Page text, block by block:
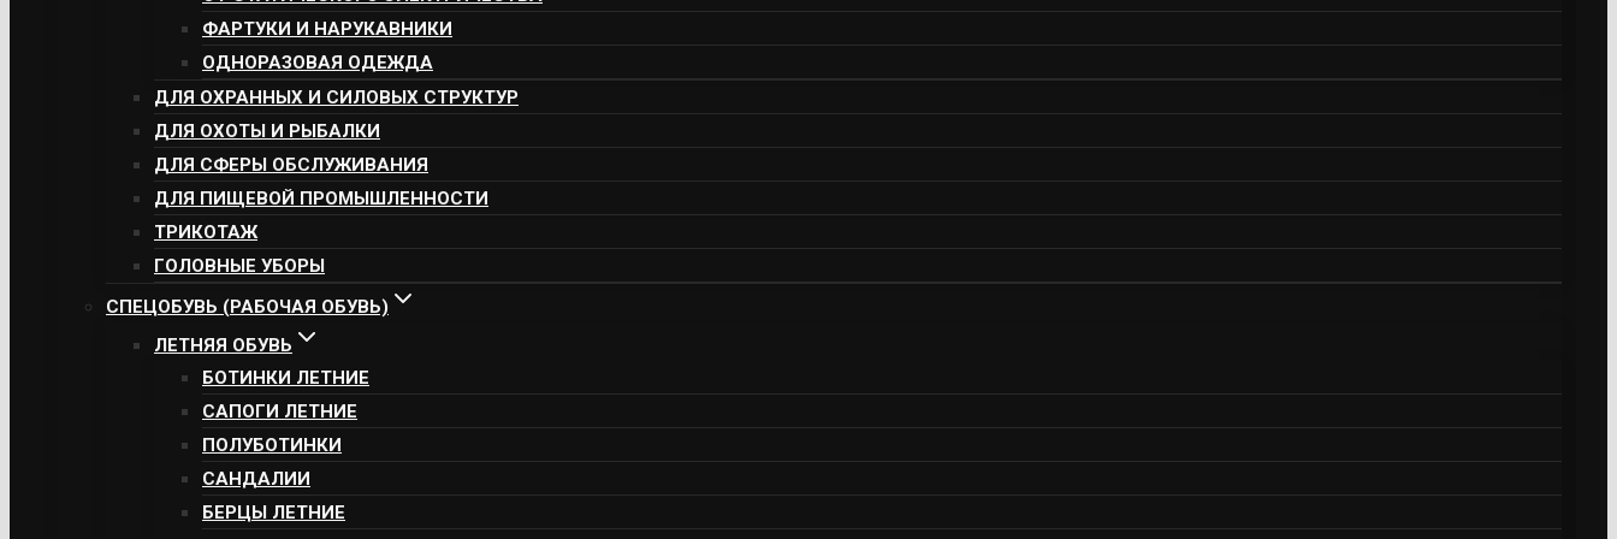
ФАРТУКИ И НАРУКАВНИКИ
ОДНОРАЗОВАЯ ОДЕЖДА
ДЛЯ ОХРАННЫХ И СИЛОВЫХ СТРУКТУР
ДЛЯ ОХОТЫ И РЫБАЛКИ
ДЛЯ СФЕРЫ ОБСЛУЖИВАНИЯ
ДЛЯ ПИЩЕВОЙ ПРОМЫШЛЕННОСТИ
ТРИКОТАЖ
ГОЛОВНЫЕ УБОРЫ
СПЕЦОБУВЬ (РАБОЧАЯ ОБУВЬ)
ЛЕТНЯЯ ОБУВЬ
БОТИНКИ ЛЕТНИЕ
САПОГИ ЛЕТНИЕ
ПОЛУБОТИНКИ
САНДАЛИИ
БЕРЦЫ ЛЕТНИЕ